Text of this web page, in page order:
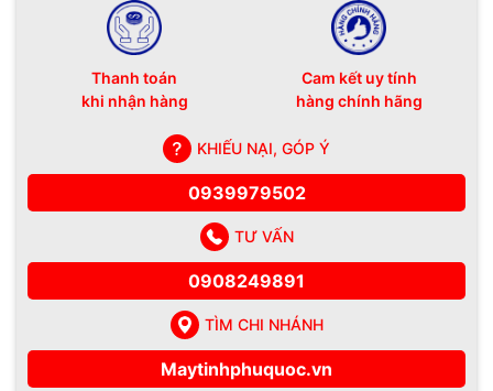
Thanh toán
khi nhận hàng
Cam kết uy tính
hàng chính hãng
KHIẾU NẠI, GÓP Ý
0939979502
TƯ VẤN
0908249891
TÌM CHI NHÁNH
Maytinhphuquoc.vn